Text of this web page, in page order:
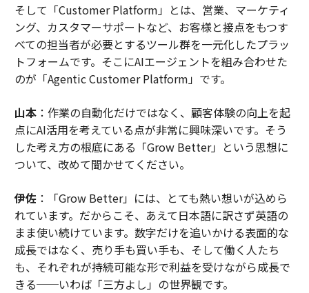
そして「Customer Platform」とは、営業、マーケティ
ング、カスタマーサポートなど、お客様と接点をもつす
べての担当者が必要とするツール群を一元化したプラッ
トフォームです。そこにAIエージェントを組み合わせた
のが「Agentic Customer Platform」です。
山本：作業の自動化だけではなく、顧客体験の向上を起
点にAI活用を考えている点が非常に興味深いです。そう
した考え方の根底にある「Grow Better」という思想に
ついて、改めて聞かせてください。
伊佐：「Grow Better」には、とても熱い想いが込めら
れています。だからこそ、あえて日本語に訳さず英語の
まま使い続けています。数字だけを追いかける表面的な
成長ではなく、売り手も買い手も、そして働く人たち
も、それぞれが持続可能な形で利益を受けながら成長で
きる──いわば「三方よし」の世界観です。